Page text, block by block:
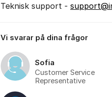
Teknisk support -
Vi svarar på dina frågor
Sofia
Customer Service
Representative